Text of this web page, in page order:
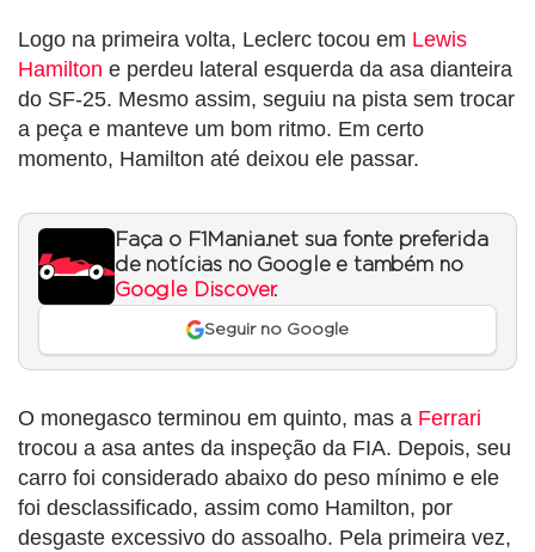
Logo na primeira volta, Leclerc tocou em Lewis
Hamilton e perdeu lateral esquerda da asa dianteira
do SF-25. Mesmo assim, seguiu na pista sem trocar
a peça e manteve um bom ritmo. Em certo
momento, Hamilton até deixou ele passar.
Faça o F1Mania.net sua fonte preferida
de notícias no Google e também no
Google Discover.
Seguir no Google
O monegasco terminou em quinto, mas a Ferrari
trocou a asa antes da inspeção da FIA. Depois, seu
carro foi considerado abaixo do peso mínimo e ele
foi desclassificado, assim como Hamilton, por
desgaste excessivo do assoalho. Pela primeira vez,